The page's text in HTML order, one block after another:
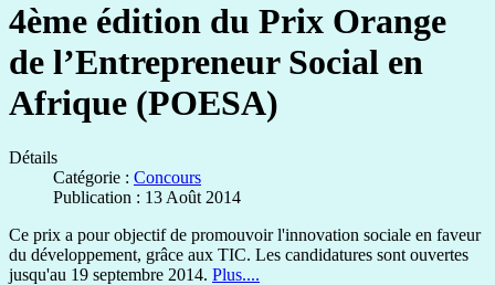
4ème édition du Prix Orange
de l’Entrepreneur Social en
Afrique (POESA)
Détails
Catégorie : Concours
Publication : 13 Août 2014
Ce prix a pour objectif de promouvoir l'innovation sociale en faveur
du développement, grâce aux TIC. Les candidatures sont ouvertes
jusqu'au 19 septembre 2014. Plus....